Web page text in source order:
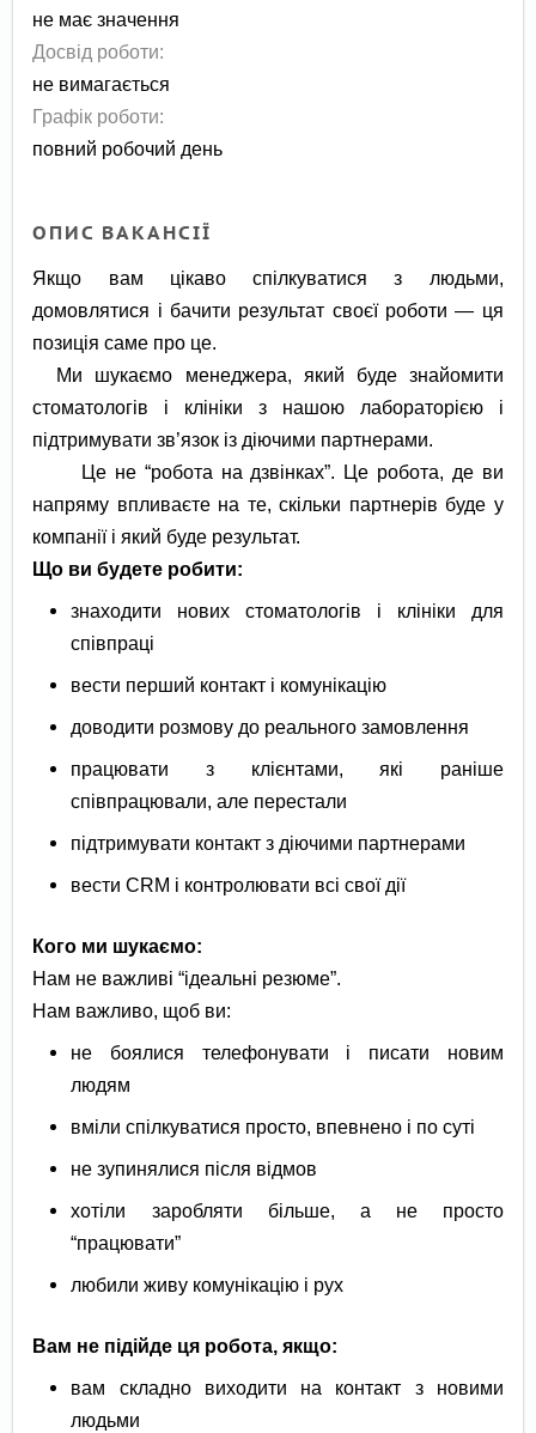
не має значення
Досвід роботи:
не вимагається
Графік роботи:
повний робочий день
ОПИС ВАКАНСІЇ
Якщо вам цікаво спілкуватися з людьми,
домовлятися і бачити результат своєї роботи — ця
позиція саме про це.
Ми шукаємо менеджера, який буде знайомити
стоматологів і клініки з нашою лабораторією і
підтримувати зв’язок із діючими партнерами.
Це не “робота на дзвінках”. Це робота, де ви
напряму впливаєте на те, скільки партнерів буде у
компанії і який буде результат.
Що ви будете робити:
знаходити нових стоматологів і клініки для
співпраці
вести перший контакт і комунікацію
доводити розмову до реального замовлення
працювати з клієнтами, які раніше
співпрацювали, але перестали
підтримувати контакт з діючими партнерами
вести CRM і контролювати всі свої дії
Кого ми шукаємо:
Нам не важливі “ідеальні резюме”.
Нам важливо, щоб ви:
не боялися телефонувати і писати новим
людям
вміли спілкуватися просто, впевнено і по суті
не зупинялися після відмов
хотіли заробляти більше, а не просто
“працювати”
любили живу комунікацію і рух
Вам не підійде ця робота, якщо:
вам складно виходити на контакт з новими
людьми